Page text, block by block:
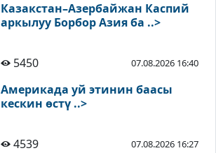
Казакстан–Азербайжан Каспий
аркылуу Борбор Азия ба ..>
5450 07.08.2026 16:40
Америкада уй этинин баасы
кескин өстү ..>
4539 07.08.2026 16:27